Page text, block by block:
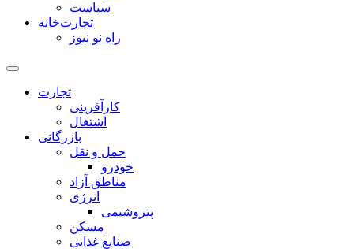
سیاست
تجارت‌خانه
راه نو نیوز
تجارت
کارآفرینی
اشتغال
بازرگانی
حمل و نقل
خودرو
مناطق آزاد
انرژی
پتروشیمی
مسکن
صنایع غذایی